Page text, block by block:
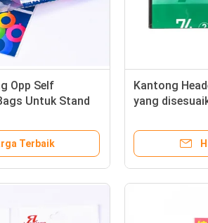
Opp Self
Untuk Stand
Terbaik
Kantong
yang
Bag